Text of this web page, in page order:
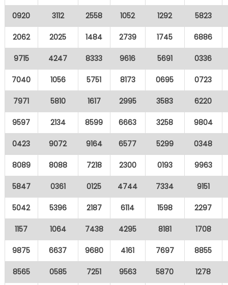
0920 3112 2558 1052 1292 5823
2062 2025 1484 2739 1745 6886
9715 4247 8333 9616 5691 0336
7040 1056 5751 8173 0695 0723
7971 5810 1617 2995 3583 6220
9597 2134 8599 6663 3258 9804
0423 9072 9164 6577 5299 0348
8089 8088 7218 2300 0193 9963
5847 0361 0125 4744 7334 9151
5042 5396 2187 6114 1598 2297
1157 1064 7438 4295 8181 1708
9875 6637 9680 4161 7697 8855
8565 0585 7251 9563 5870 1278